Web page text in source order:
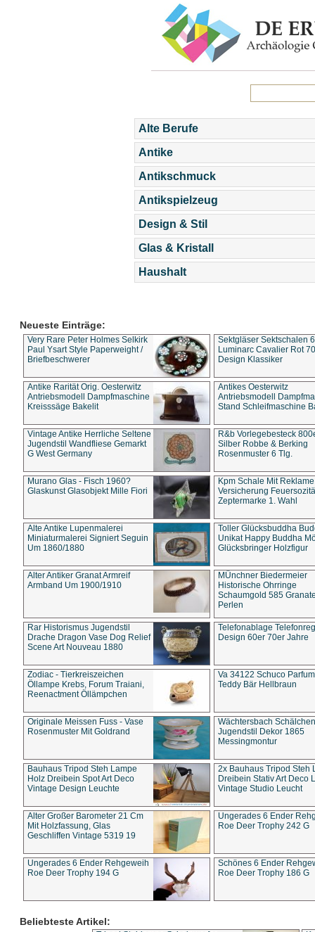
Alte Berufe
Antike
Antikschmuck
Antikspielzeug
Design & Stil
Glas & Kristall
Haushalt
Neueste Einträge:
Very Rare Peter Holmes Selkirk
Paul Ysart Style Paperweight /
Briefbeschwerer
Sektgläser Sektschalen
Luminarc Cavalier Rot
Design Klassiker
Antike Rarität Orig. Oesterwitz
Antriebsmodell Dampfmaschine
Kreisssäge Bakelit
Antikes Oesterwitz
Antriebsmodell
Stand Schleifmaschine
Vintage Antike Herrliche Seltene
Jugendstil Wandfliese Gemarkt
G West Germany
R&b Vorlegebesteck
Silber Robbe & Berking
Rosenmuster 6 Tlg.
Murano Glas - Fisch 1960?
Glaskunst Glasobjekt Mille Fiori
Kpm Schale Mit Reklame
Versicherung
Zeptermarke 1. Wahl
Alte Antike Lupenmalerei
Miniaturmalerei Signiert Seguin
Um 1860/1880
Toller Glücksbuddha
Unikat Happy Buddha
Glücksbringer Holzfigur
Alter Antiker Granat Armreif
Armband Um 1900/1910
MÜnchner Biedermeier
Historische Ohrringe
Schaumgold 585
Perlen
Rar Historismus Jugendstil
Drache Dragon Vase Dog Relief
Scene Art Nouveau 1880
Telefonablage
Design 60er 70er Jahre
Zodiac - Tierkreiszeichen
Öllampe Krebs, Forum Traiani,
Reenactment Öllämpchen
Va 34122 Schuco
Teddy Bär Hellbraun
Originale Meissen Fuss - Vase
Rosenmuster Mit Goldrand
Wächtersbach Schälchen
Jugendstil Dekor 1865
Messingmontur
Bauhaus Tripod Steh Lampe
Holz Dreibein Spot Art Deco
Vintage Design Leuchte
2x Bauhaus Tripod Steh
Dreibein Stativ Art Deco
Vintage Studio Leucht
Alter Großer Barometer 21 Cm
Mit Holzfassung, Glas
Geschliffen Vintage 5319 19
Ungerades 6 Ender
Roe Deer Trophy 242 G
Ungerades 6 Ender Rehgeweih
Roe Deer Trophy 194 G
Schönes 6 Ender
Roe Deer Trophy 186 G
Beliebteste Artikel: